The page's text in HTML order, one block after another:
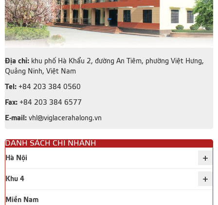
Địa chỉ: khu phố Hà Khẩu 2, đường An Tiêm, phường Việt Hưng,
Quảng Ninh, Việt Nam
Tel: +84 203 384 0560
Fax: +84 203 384 6577
E-mail: vhl@viglacerahalong.vn
DANH SÁCH CHI NHÁNH
Hà Nội +
Khu 4 +
Miền Nam